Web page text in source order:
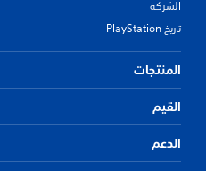
الشركة
تاريخ PlayStation
المنتجات
القيم
الدعم